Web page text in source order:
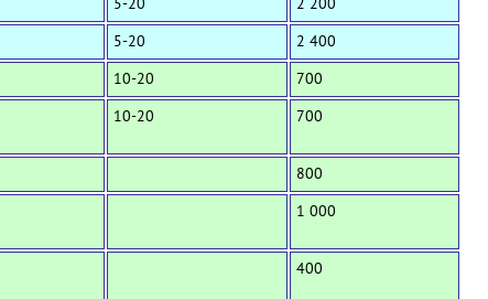
5-20
2 400
10-20
700
10-20 700
800
1 000
400